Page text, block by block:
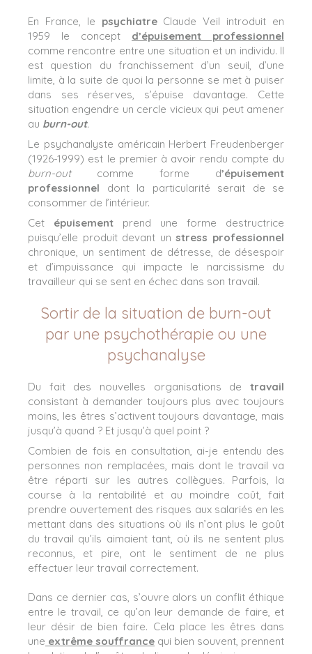
En France, le psychiatreClaude Veil introduit en
1959 le concept d’épuisement professionnel
comme rencontre entre une situation et un individu. Il
est question du franchissement d’un seuil, d’une
limite, à la suite de quoi la personne se met à puiser
dans ses réserves, s’épuise davantage. Cette
situation engendre un cercle vicieux qui peut amener
au burn-out.
Le psychanalyste américain Herbert Freudenberger
(1926-1999) est le premier à avoir rendu compte du
burn-out comme forme d’épuisement
professionnel dont la particularité serait de se
consommer de l’intérieur.
Cet épuisement prend une forme destructrice
puisqu’elle produit devant unstress professionnel
chronique, un sentiment de détresse, de désespoir
et d’impuissance qui impacte le narcissisme du
travailleur qui se sent en échec dans son travail.
Sortir de la situation de burn-out
par une psychothérapie ou une
psychanalyse
Du fait des nouvelles organisations de travail
consistant à demander toujours plus avec toujours
moins, les êtres s’activent toujours davantage, mais
jusqu’à quand ? Et jusqu’à quel point ?
Combien de fois en consultation, ai-je entendu des
personnes non remplacées, mais dont le travail va
être réparti sur les autres collègues. Parfois, la
course à la rentabilité et au moindre coût, fait
prendre ouvertement des risques aux salariés en les
mettant dans des situations où ils n’ont plus le goût
du travail qu’ils aimaient tant, où ils ne sentent plus
reconnus, et pire, ont le sentiment de ne plus
effectuer leur travail correctement.
Dans ce dernier cas, s’ouvre alors un conflit éthique
entre le travail, ce qu’on leur demande de faire, et
leur désir de bien faire. Cela place les êtres dans
une extrême souffrance qui bien souvent, prennent